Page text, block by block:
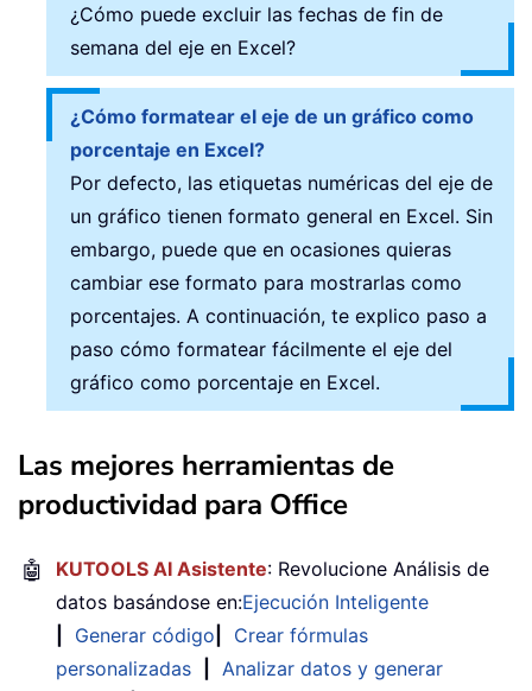
¿Cómo puede excluir las fechas de fin de
semana del eje en Excel?
¿Cómo formatear el eje de un gráfico como
porcentaje en Excel?
Por defecto, las etiquetas numéricas del eje de
un gráfico tienen formato general en Excel. Sin
embargo, puede que en ocasiones quieras
cambiar ese formato para mostrarlas como
porcentajes. A continuación, te explico paso a
paso cómo formatear fácilmente el eje del
gráfico como porcentaje en Excel.
Las mejores herramientas de
productividad para Office
🤖 KUTOOLS AI Asistente: Revolucione Análisis de
datos basándose en:Ejecución Inteligente
Generar código
Crear fórmulas
personalizadas
Analizar datos y generar